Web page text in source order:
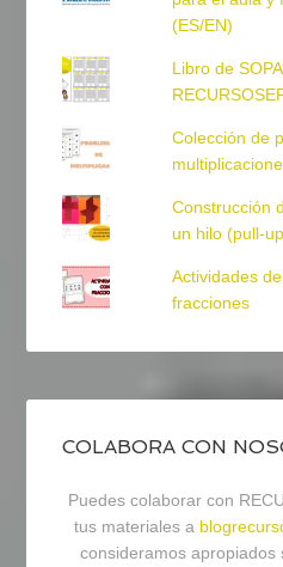
(ES/EN)
Libro de
Colección de
Construcción
un hilo (pull-
Actividades
fracciones
COLABORA CON
Puedes colaborar con
tus materiales a
consideramos apropiados